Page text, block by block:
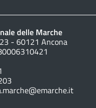
delle Marche
- 60121 Ancona